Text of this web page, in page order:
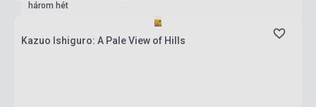
három hét
Kazuo Ishiguro: A Pale View of Hills